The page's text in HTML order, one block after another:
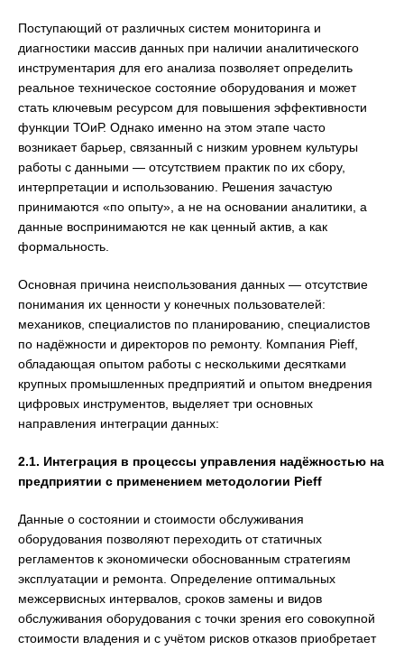
Поступающий от различных систем мониторинга и
диагностики массив данных при наличии аналитического
инструментария для его анализа позволяет определить
реальное техническое состояние оборудования и может
стать ключевым ресурсом для повышения эффективности
функции ТОиР. Однако именно на этом этапе часто
возникает барьер, связанный с низким уровнем культуры
работы с данными — отсутствием практик по их сбору,
интерпретации и использованию. Решения зачастую
принимаются «по опыту», а не на основании аналитики, а
данные воспринимаются не как ценный актив, а как
формальность.
Основная причина неиспользования данных — отсутствие
понимания их ценности у конечных пользователей:
механиков, специалистов по планированию, специалистов
по надёжности и директоров по ремонту. Компания Pieff,
обладающая опытом работы с несколькими десятками
крупных промышленных предприятий и опытом внедрения
цифровых инструментов, выделяет три основных
направления интеграции данных:
2.1. Интеграция в процессы управления надёжностью на
предприятии с применением методологии Pieff
Данные о состоянии и стоимости обслуживания
оборудования позволяют переходить от статичных
регламентов к экономически обоснованным стратегиям
эксплуатации и ремонта. Определение оптимальных
межсервисных интервалов, сроков замены и видов
обслуживания оборудования с точки зрения его совокупной
стоимости владения и с учётом рисков отказов приобретает